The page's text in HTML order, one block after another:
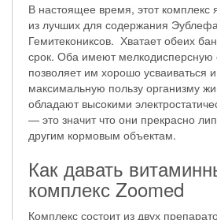
В настоящее время, этот комплекс
из лучших для содержания
Гемитекониксов. Хватает обеих
срок. Оба имеют мелкодисперсную
позволяет им хорошо усваиваться
максимальную пользу организму
обладают высокими
— это значит что они прекрасно
другим кормовым объектам.
Как давать
комплекс Zoomed
Комплекс состоит из двух